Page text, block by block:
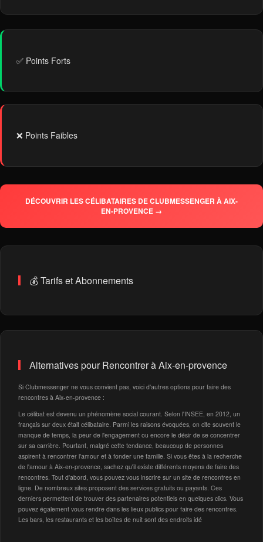
✅ Points Forts
❌ Points Faibles
DÉCOUVRIR LES CÉLIBATAIRES DE CLUBMESSENGER À AIX-
EN-PROVENCE →
💰 Tarifs et Abonnements
Alternatives pour Rencontrer à Aix-en-provence
Si Clubmessenger ne vous convient pas, voici d'autres options pour faire des
rencontres à Aix-en-provence :
Le célibat est devenu un phénomène social courant. Selon l'INSEE, en 2012, un
français sur deux était célibataire. Parmi les raisons évoquées, on cite souvent le
manque de temps, la peur de l'engagement ou encore le désir de se concentrer
sur sa carrière. Pourtant, malgré cette tendance, beaucoup de personnes
aspirent à rencontrer l'amour et à fonder une famille. Si vous êtes à la recherche
de l'amour à Aix-en-provence, sachez qu'il existe différents moyens de faire des
rencontres. Tout d'abord, vous pouvez vous inscrire sur un site de rencontres en
ligne. De nombreux sites proposent des services gratuits ou payants. Ces
derniers permettent de trouver des partenaires potentiels en quelques clics. Vous
pouvez également vous rendre dans les lieux publics pour faire des rencontres.
Les bars, les restaurants et les boîtes de nuit sont des endroits idé